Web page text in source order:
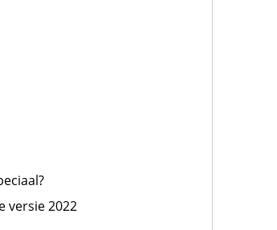
versie 2022